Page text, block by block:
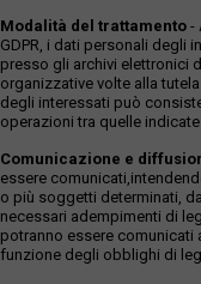
Modalità del trattamento -
GDPR, i dati personali degli
presso gli archivi elettronici
organizzative volte alla
degli interessati può
operazioni tra quelle
Comunicazione e
essere
o più soggetti determinati,
necessari adempimenti di
potranno essere comunicati
funzione degli obblighi di